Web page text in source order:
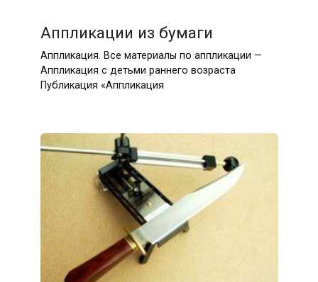
Аппликации из бумаги
Аппликация. Все материалы по аппликации —
Аппликация с детьми раннего возраста
Публикация «Аппликация